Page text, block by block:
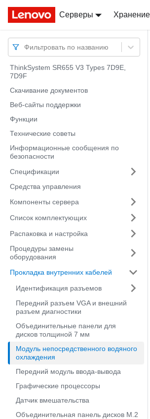
Docs
Серверы
Docs
Фильтровать по названию
ThinkSystem SR655 V3 Types 7D9E,
7D9F
Скачивание документов
Веб-сайты поддержки
Функции
Технические советы
Информационные сообщения по
безопасности
Спецификации
Средства управления
Компоненты сервера
Список комплектующих
Распаковка и настройка
Процедуры замены
оборудования
Прокладка внутренних кабелей
Идентификация разъемов
Передний разъем VGA и внешний
разъем диагностики
Объединительные панели для
дисков толщиной 7 мм
Модуль непосредственного водяного
охлаждения
Передний модуль ввода-вывода
Графические процессоры
Датчик вмешательства
Объединительная панель дисков M.2